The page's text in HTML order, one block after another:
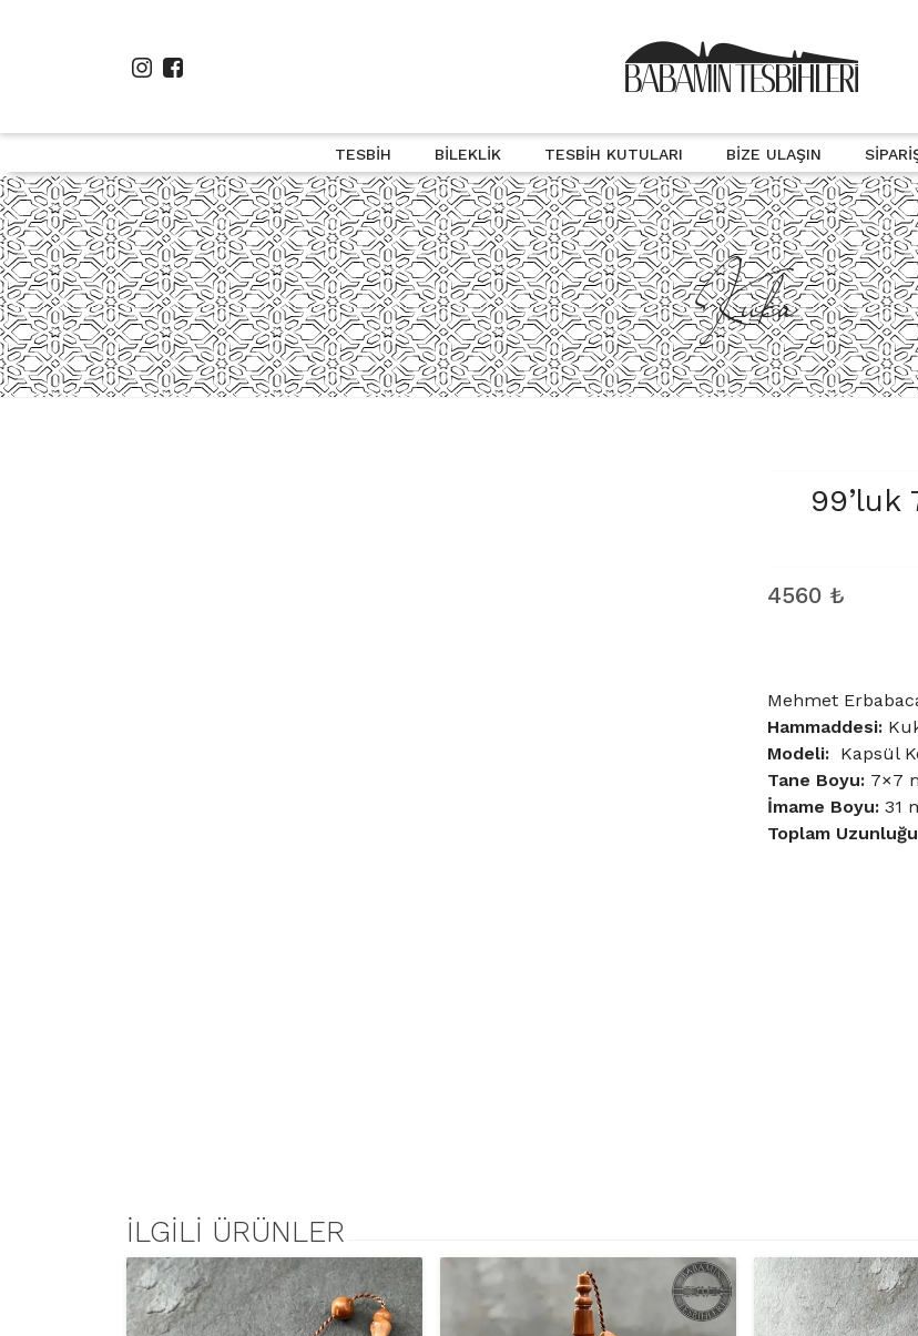
TESBIH BILEKLIK TESBIH KUTULARI BIZE ULAŞIN
Kuka
4560 ₺
Mehmet
Hammaddesi:
Modeli: Kapsül
Tane Boyu: 7×7
İmame Boyu: 31
Toplam
İLGILI ÜRÜNLER